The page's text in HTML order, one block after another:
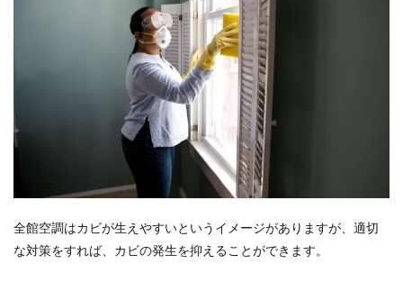
全館空調はカビが生えやすいというイメージがありますが、適切
な対策をすれば、カビの発生を抑えることができます。